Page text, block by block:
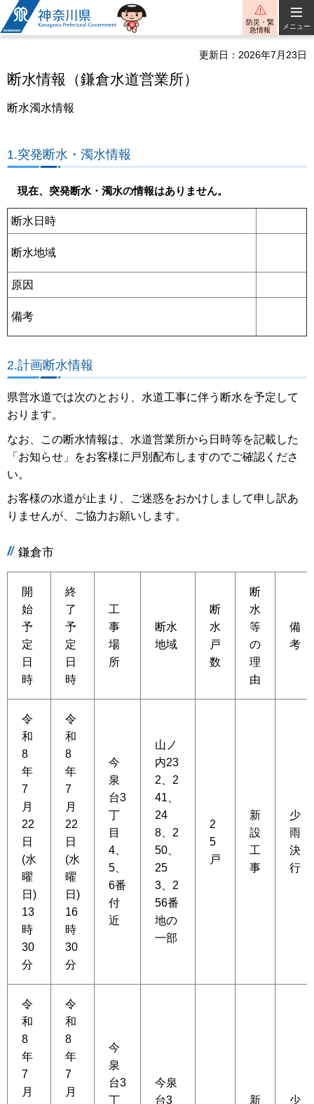
神奈川県
防災・緊
急情報
メニュー
更新日：2026年7月23日
断水情報（鎌倉水道営業所）
断水濁水情報
1.突発断水・濁水情報
現在、突発断水・濁水の情報はありません。
断水日時
断水地域
原因
備考
2.計画断水情報
県営水道では次のとおり、水道工事に伴う断水を予定して
おります。
なお、この断水情報は、水道営業所から日時等を記載した
「お知らせ」をお客様に戸別配布しますのでご確認くださ
い。
お客様の水道が止まり、ご迷惑をおかけしまして申し訳あ
りませんが、ご協力お願いします。
鎌倉市
開
始
予
定
日
時
終
了
予
定
日
時
工
事
場
所
断水
地域
断
水
戸
数
断
水
等
の
理
由
備
考
令
和
8
年
7
月
22
日
(水
曜
日)
13
時
30
分
令
和
8
年
7
月
22
日
(水
曜
日)
16
時
30
分
今
泉
台3
丁
目
4、
5、
6番
付
近
山ノ
内23
2、2
41、
24
8、2
50、
25
3、2
56番
地の
一部
2
5
戸
新
設
工
事
少
雨
決
行
令
和
8
年
7
月
令
和
8
年
7
月
今
泉
台3
丁
今泉
台3
新
少